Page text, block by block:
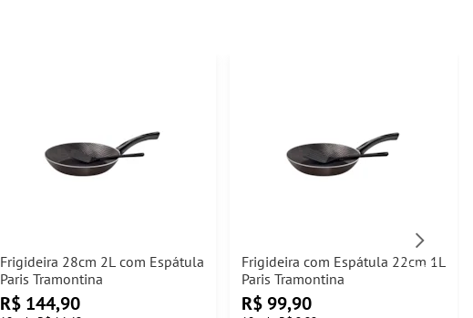
Frigideira 28cm 2L com Espátula
Paris Tramontina
R$ 144,90
Frigideira com Espátula 22cm 1L
Paris Tramontina
R$ 99,90